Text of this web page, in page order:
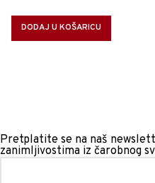
DODAJ U KOŠARICU
Pretplatite se na naš
zanimljivostima iz čarobnog